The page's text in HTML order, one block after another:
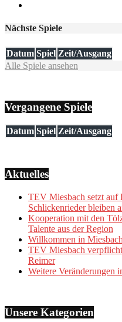
Nächste Spiele
Datum Spiel Zeit/Ausgang
Alle Spiele ansehen
Vergangene Spiele
Datum Spiel Zeit/Ausgang
Aktuelles
TEV Miesbach setzt auf
Schlickenrieder bleiben
Kooperation mit den
Talente aus der Region
Willkommen in
TEV Miesbach
Reimer
Weitere Veränderungen
Unsere Kategorien